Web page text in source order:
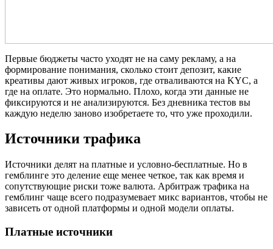
Первые бюджеты часто уходят не на саму рекламу, а на
формирование понимания, сколько стоит депозит, какие
креативы дают живых игроков, где отваливаются на KYC, а
где на оплате. Это нормально. Плохо, когда эти данные не
фиксируются и не анализируются. Без дневника тестов вы
каждую неделю заново изобретаете то, что уже проходили.
Источники трафика
Источники делят на платные и условно-бесплатные. Но в
гемблинге это деление еще менее четкое, так как время и
сопутствующие риски тоже валюта. Арбитраж трафика на
гемблинг чаще всего подразумевает микс вариантов, чтобы не
зависеть от одной платформы и одной модели оплаты.
Платные источники